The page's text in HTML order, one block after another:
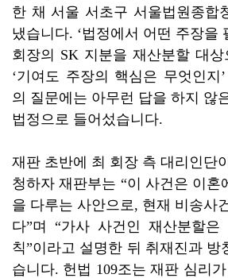
한 채 서울 서초구 서울법원종합
냈습니다. ‘법정에서 어떤 주장을
회장의 SK 지분을 재산분할 대상
‘기여도 주장의 핵심은 무엇인지
의 질문에는 아무런 답을 하지 않
법정으로 들어섰습니다.
재판 초반에 최 회장 측 대리인단
청하자 재판부는 “이 사건은 이혼
을 다루는 사안으로, 현재 비송사
다”며 “가사 사건인 재산분할
칙”이라고 설명한 뒤 취재진과 방
습니다. 헌법 109조는 재판 심리